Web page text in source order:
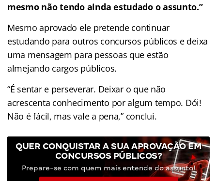
mesmo não tendo ainda estudado o assunto.”
Mesmo aprovado ele pretende continuar
estudando para outros concursos públicos e deixa
uma mensagem para pessoas que estão
almejando cargos públicos.
“É sentar e perseverar. Deixar o que não
acrescenta conhecimento por algum tempo. Dói!
Não é fácil, mas vale a pena,” conclui.
QUER CONQUISTAR A SUA APROVAÇÃO EM
CONCURSOS PÚBLICOS?
Prepare-se com quem mais entende do assunto!